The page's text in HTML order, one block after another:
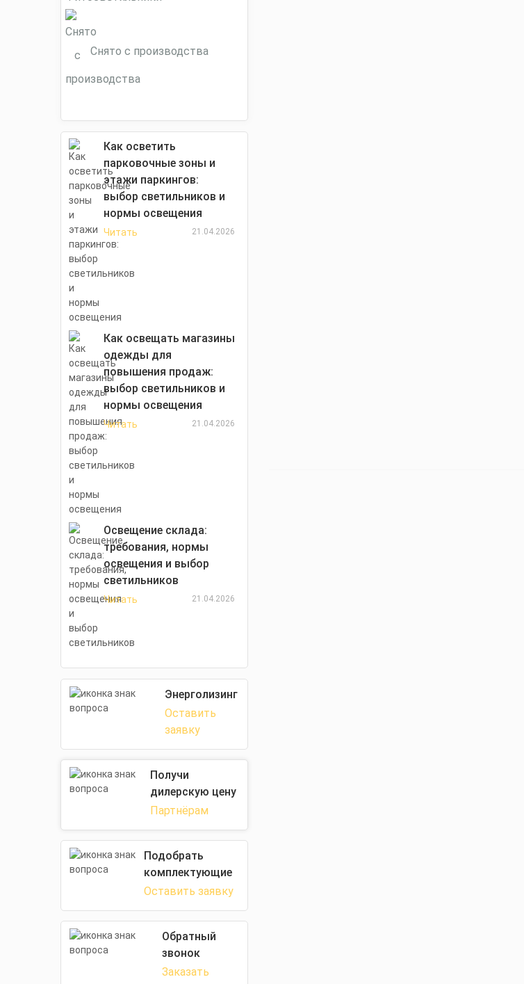
Снято с производства
Как осветить
парковочные зоны и
этажи паркингов:
выбор светильников и
нормы освещения
Читать 21.04.2026
Как освещать магазины
одежды для
повышения продаж:
выбор светильников и
нормы освещения
Читать 21.04.2026
Освещение склада:
требования, нормы
освещения и выбор
светильников
Читать 21.04.2026
Энерголизинг
Оставить
заявку
Получи
дилерскую цену
Партнёрам
Подобрать
комплектующие
Оставить заявку
Обратный
звонок
Заказать